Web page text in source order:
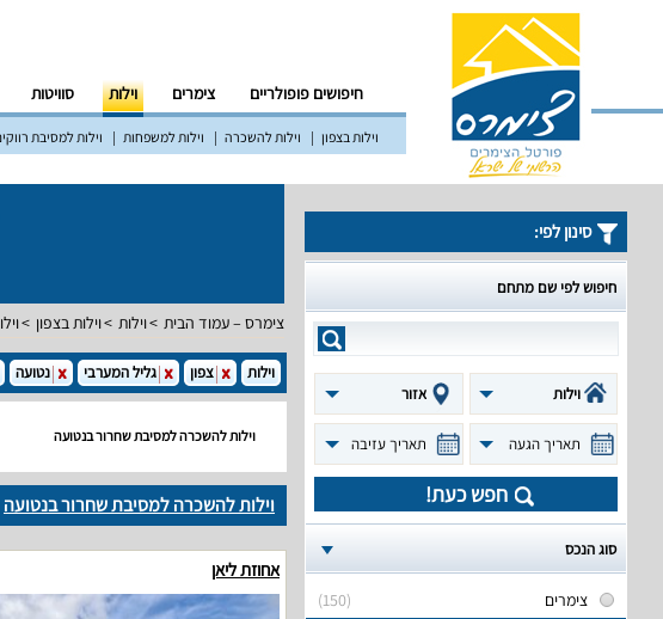
חיפושים פופולריים צימרים וילות סוויטות
וילות בצפון וילות להשכרה וילות למשפחות וילות למסיבת
צימרס – עמוד הבית וילות וילות בצפון
סינון לפי:
חיפוש לפי שם מתחם
וילות אזור
תאריך הגעה תאריך עזיבה
חפש כעת!
סוג הנכס
(150)
צימרים
וילות צפון גליל המערבי נטועה
וילות להשכרה למסיבת שחרור בנטועה
וילות להשכרה למסיבת שחרור בנטועה
אחוזת ליאן